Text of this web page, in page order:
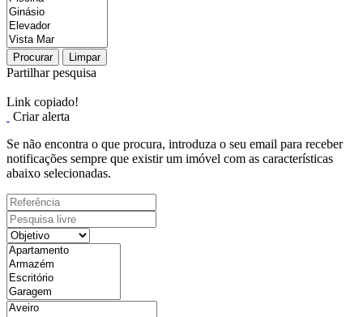
Procurar Limpar
Partilhar pesquisa
Link copiado!
Criar alerta
Se não encontra o que procura, introduza o seu email para receber
notificações sempre que existir um imóvel com as características
abaixo selecionadas.